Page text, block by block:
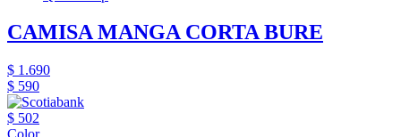
CAMISA MANGA CORTA BURE
$ 1.690
$ 590
$ 502